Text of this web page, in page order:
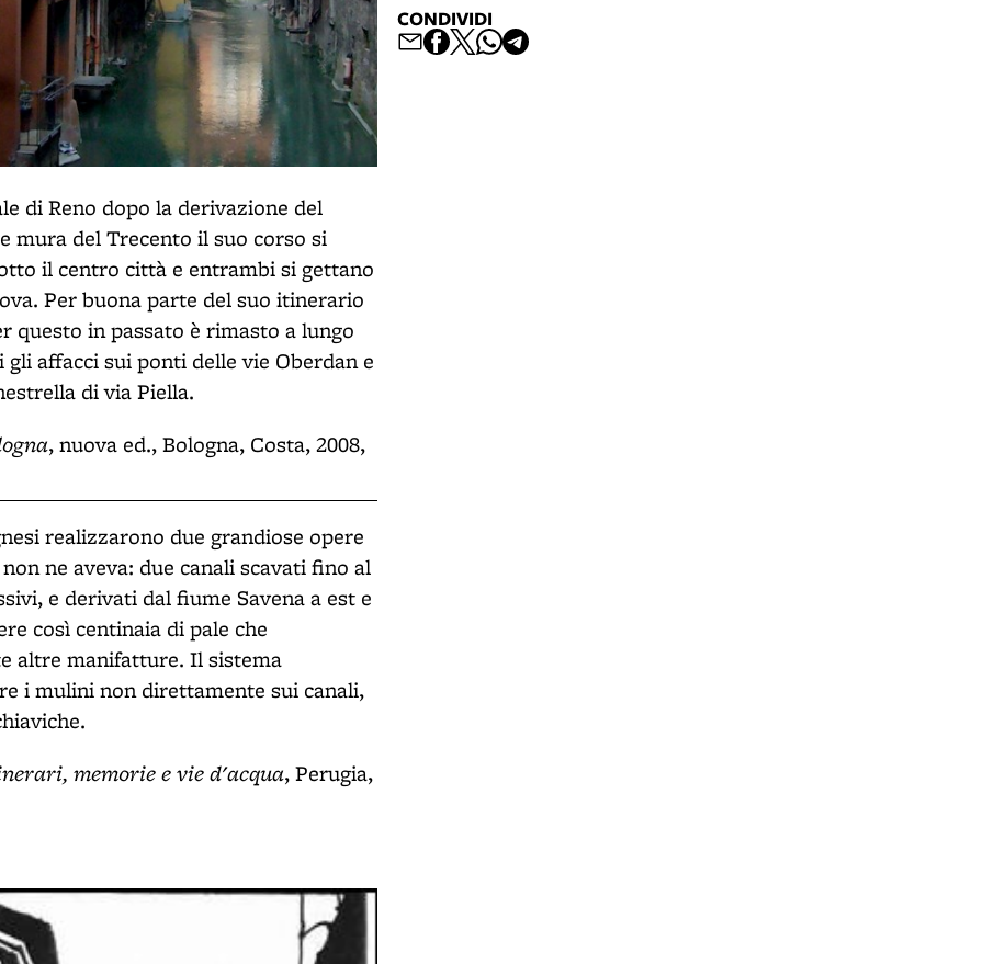
di Reno dopo la derivazione del
mura del Trecento il suo corso si
il centro città e entrambi si gettano
Per buona parte del suo itinerario
questo in passato è rimasto a lungo
affacci sui ponti delle vie Oberdan e
di via Piella.
, nuova ed., Bologna, Costa, 2008,
realizzarono due grandiose opere
ne aveva: due canali scavati fino al
e derivati dal fiume Savena a est e
così centinaia di pale che
altre manifatture. Il sistema
i mulini non direttamente sui canali,
memorie e vie d'acqua, Perugia,
CONDIVIDI